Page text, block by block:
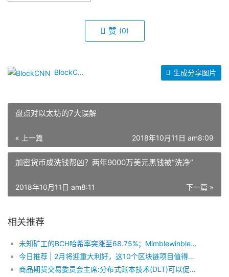
赞 (0)
BlockCNN 生成分享图片
盘点对以太坊的7大误解
« 上一篇 2018年10月11日 am8:09
加密货币成洗钱帮凶？两年9000万美元黑钱被“洗净”
下一篇 »
2018年10月11日 am8:11
相关推荐
未知矿工的BCH哈希率突涨至68.75%；Mimblewinble扩展模块开发已开始，新同步机制将使LTC受益
今日推荐 | 2月将迎重大利好，这10个区块链项目值得重点关注
商品期货交易委员会主席:分布式账本技术(DLT)可以促进监管自动化